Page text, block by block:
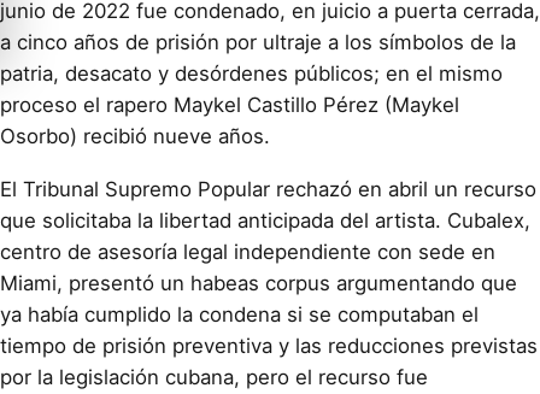
junio de 2022 fue condenado, en juicio a puerta cerrada,
a cinco años de prisión por ultraje a los símbolos de la
patria, desacato y desórdenes públicos; en el mismo
proceso el rapero Maykel Castillo Pérez (Maykel
Osorbo) recibió nueve años.
El Tribunal Supremo Popular rechazó en abril un recurso
que solicitaba la libertad anticipada del artista. Cubalex,
centro de asesoría legal independiente con sede en
Miami, presentó un habeas corpus argumentando que
ya había cumplido la condena si se computaban el
tiempo de prisión preventiva y las reducciones previstas
por la legislación cubana, pero el recurso fue